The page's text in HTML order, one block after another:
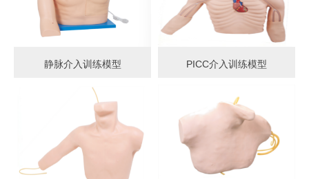
静脉介入训练模型 PICC介入训练模型